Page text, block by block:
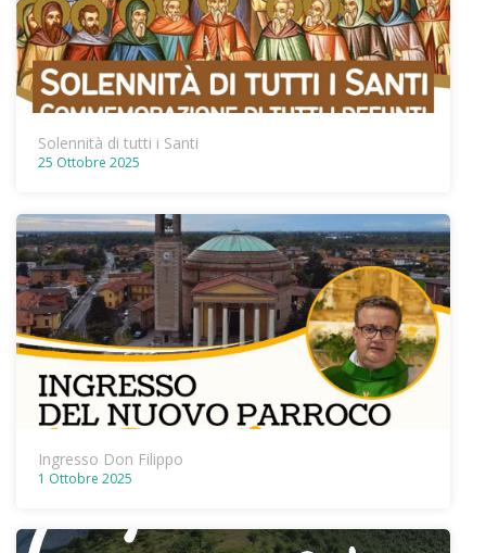
Solennità di tutti i Santi
25 Ottobre 2025
Ingresso Don Filippo
1 Ottobre 2025